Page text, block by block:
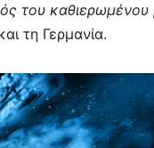
του καθιερωμένου
τη Γερμανία.